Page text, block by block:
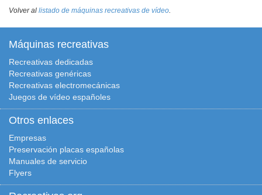
Volver al listado de máquinas recreativas de vídeo.
Máquinas recreativas
Recreativas dedicadas
Recreativas genéricas
Recreativas electromecánicas
Juegos de vídeo españoles
Otros enlaces
Empresas
Preservación placas españolas
Manuales de servicio
Flyers